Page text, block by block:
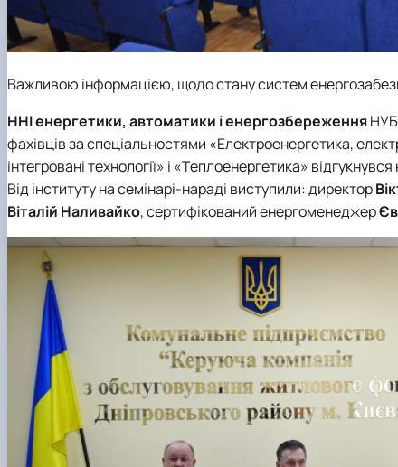
Важливою інформацією, щодо стану систем
ННІ енергетики, автоматики і енергозбереження
фахівців за спеціальностями «Електроенергетика,
інтегровані технології» і «Теплоенергетика»
Від інституту на семінарі-нараді виступили: директор
Віталій Наливайко, сертифікований енергоменеджер